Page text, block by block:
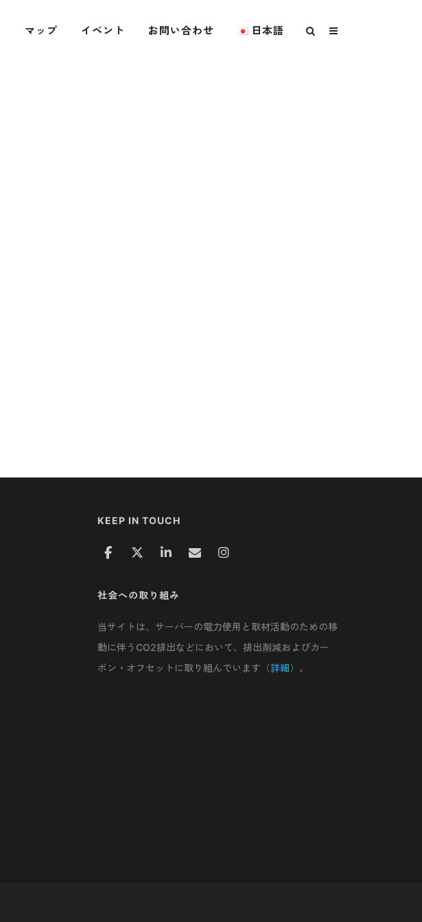
マップ イベント お問い合わせ 日本語
KEEP IN TOUCH
社会への取り組み
当サイトは、サーバーの電力使用と取材活動のための移
動に伴うCO2排出などにおいて、排出削減およびカー
ボン・オフセットに取り組んでいます（詳細）。